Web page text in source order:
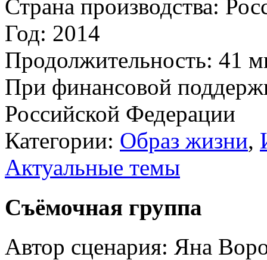
Страна производства:
Год: 2014
Продолжительность: 41
При финансовой
Российской Федерации
Категории: Образ жизни,
Актуальные темы
Съёмочная группа
Автор сценария: Яна